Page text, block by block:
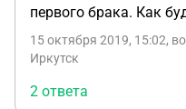
первого брака. Как
15 октября 2019, 15:02,
Иркутск
2 ответа